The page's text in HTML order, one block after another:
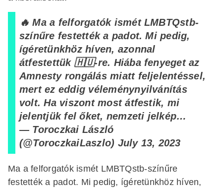
🔥 Ma a felforgatók ismét LMBTQstb-
színűre festették a padot. Mi pedig,
ígéretünkhöz híven, azonnal
átfestettük 🇭🇺-re. Hiába fenyeget az
Amnesty rongálás miatt feljelentéssel,
mert ez eddig véleménynyilvánítás
volt. Ha viszont most átfestik, mi
jelentjük fel őket, nemzeti jelkép…
— Toroczkai László
(@ToroczkaiLaszlo) July 13, 2023
Ma a felforgatók ismét LMBTQstb-színűre
festették a padot. Mi pedig, ígéretünkhöz híven,